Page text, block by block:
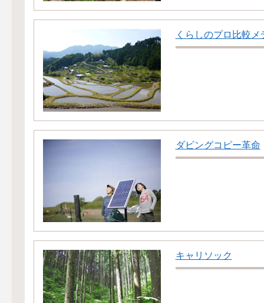
くらしのプロ比較メ
ダビングコピー革命
キャリソック